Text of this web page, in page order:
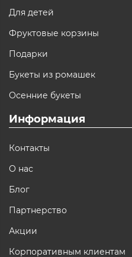
Для детей
Фруктовые корзины
Подарки
Букеты из ромашек
Осенние букеты
Информация
Контакты
О нас
Блог
Партнерство
Акции
Корпоративным клиентам